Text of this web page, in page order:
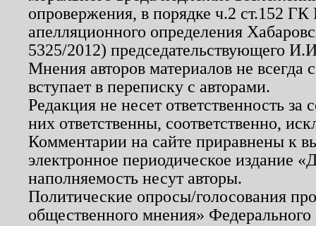
опровержения, в порядке ч.2 ст.152
апелляционного определения
5325/2012) председательствующего
Мнения авторов материалов не
вступает в переписку с авторами.
Редакция не несет ответственность
них ответственны, соответственно,
Комментарии на сайте приравнены к
электронное периодическое издание
наполняемость несут авторы.
Политические опросы/голосования
общественного мнения»